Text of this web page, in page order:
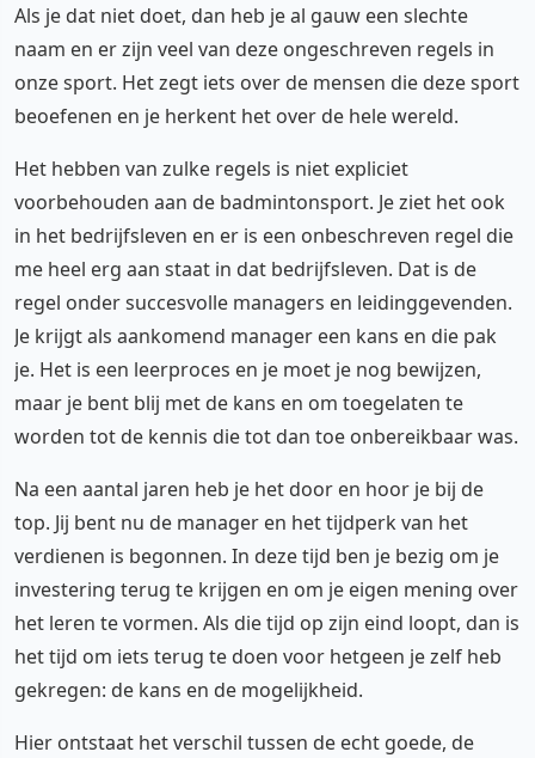
Als je dat niet doet, dan heb je al gauw een slechte
naam en er zijn veel van deze ongeschreven regels in
onze sport. Het zegt iets over de mensen die deze sport
beoefenen en je herkent het over de hele wereld.
Het hebben van zulke regels is niet expliciet
voorbehouden aan de badmintonsport. Je ziet het ook
in het bedrijfsleven en er is een onbeschreven regel die
me heel erg aan staat in dat bedrijfsleven. Dat is de
regel onder succesvolle managers en leidinggevenden.
Je krijgt als aankomend manager een kans en die pak
je. Het is een leerproces en je moet je nog bewijzen,
maar je bent blij met de kans en om toegelaten te
worden tot de kennis die tot dan toe onbereikbaar was.
Na een aantal jaren heb je het door en hoor je bij de
top. Jij bent nu de manager en het tijdperk van het
verdienen is begonnen. In deze tijd ben je bezig om je
investering terug te krijgen en om je eigen mening over
het leren te vormen. Als die tijd op zijn eind loopt, dan is
het tijd om iets terug te doen voor hetgeen je zelf heb
gekregen: de kans en de mogelijkheid.
Hier ontstaat het verschil tussen de echt goede, de